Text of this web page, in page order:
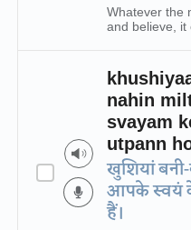
Whatever the
and believe, it
nahin
svayam
utpann
खुशियां बनी-
आपके स्वयं के
हैं।